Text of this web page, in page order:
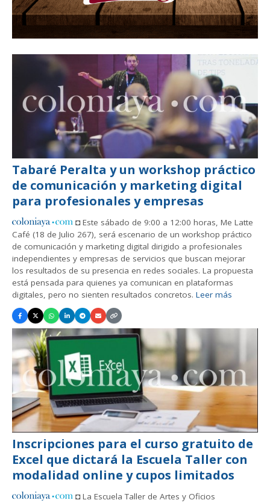
Tabaré Peralta y un workshop práctico
de comunicación y marketing digital
para profesionales y empresas
◘ Este sábado de 9:00 a 12:00 horas, Me Latte
Café (18 de Julio 267), será escenario de un workshop práctico
de comunicación y marketing digital dirigido a profesionales
independientes y empresas de servicios que buscan mejorar
los resultados de su presencia en redes sociales. La propuesta
está pensada para quienes ya comunican en plataformas
digitales, pero no sienten resultados concretos. Leer más
Inscripciones para el curso gratuito de
Excel que dictará la Escuela Taller con
modalidad online y cupos limitados
◘ La Escuela Taller de Artes y Oficios